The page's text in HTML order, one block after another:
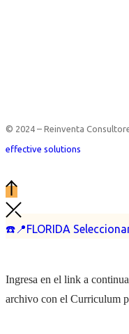
☎️📍FLORIDA
© 2024 – Reinventa
effective solutions
Ingresa en el link a
archivo con el Curriculum